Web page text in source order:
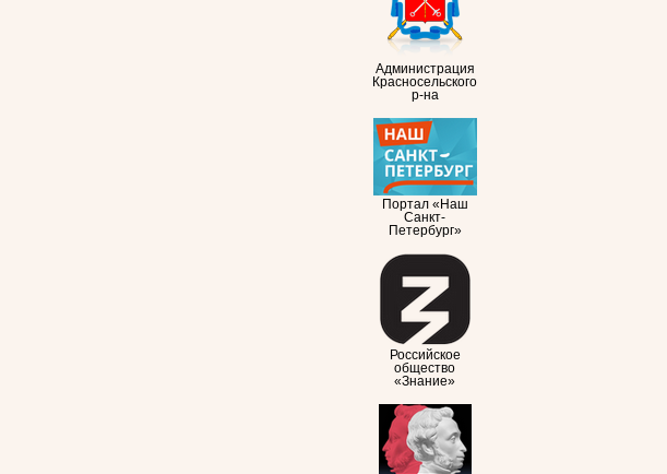
Администрация
Красносельского
р-на
Портал «Наш
Санкт-
Петербург»
Российское
общество
«Знание»